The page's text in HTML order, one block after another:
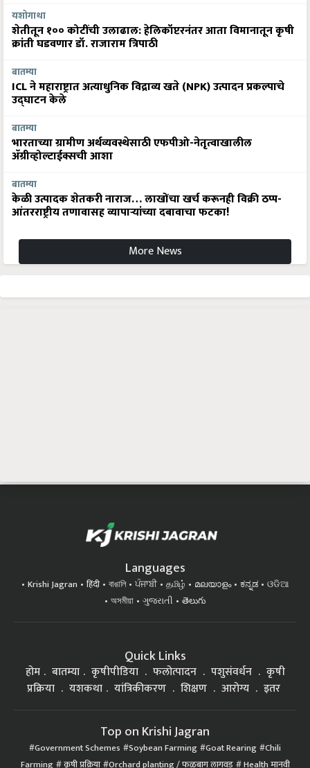
यशोगाथा
शेतीतून १०० कोटींची उलाढाल: हेलिकॉप्टरनंतर आता विमानातून कृषी
क्रांती घडवणार डॉ. राजाराम त्रिपाठी
बातम्या
ICL ने महाराष्ट्रात अत्याधुनिक विद्राव्य खते (NPK) उत्पादन प्रकल्पाचे
उद्घाटन केले
बातम्या
भारताच्या ग्रामीण अर्थव्यवस्थेसाठी एफपीओ-नेतृत्वाखालील
अ‍ॅग्रीव्होल्टाईक्सची आशा
बातम्या
केळी उत्पादक शेतकरी नाराज… लाखोंचा खर्च करूनही विक्री ठप्प-
आंतरराष्ट्रीय तणावासह व्यापाऱ्यांच्या दबावाचा फटका!
More News
Languages
Krishi Jagran हिंदी বাঙালি ਪੰਜਾਬੀ தமிழ் മലയാളം ಕನ್ನಡ
ଓଡିଆ
অসমীয়া
ગુજરાતી తెలుగు
Quick Links
होम बातम्या कृषीपीडिया फलोत्पादन पशुसंवर्धन
कृषी
प्रक्रिया
यशकथा यांत्रिकीकरण शिक्षण आरोग्य इतर
Top on Krishi Jagran
Government Schemes Soybean Farming Goat Rearing Chili
Farming कृषी प्रक्रिया Orchard planting / फळबाग लागवड Health मानवी